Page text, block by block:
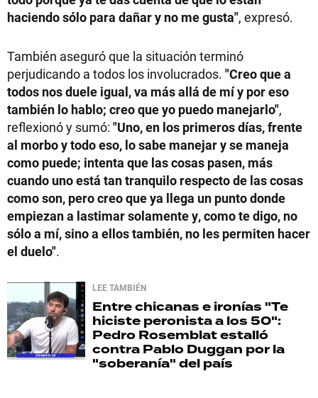
haciendo sólo para dañar y no me gusta", expresó.
También aseguró que la situación terminó
perjudicando a todos los involucrados. "Creo que a
todos nos duele igual, va más allá de mí y por eso
también lo hablo; creo que yo puedo manejarlo",
reflexionó y sumó: "Uno, en los primeros días, frente
al morbo y todo eso, lo sabe manejar y se maneja
como puede; intenta que las cosas pasen, más
cuando uno está tan tranquilo respecto de las cosas
como son, pero creo que ya llega un punto donde
empiezan a lastimar solamente y, como te digo, no
sólo a mí, sino a ellos también, no les permiten hacer
el duelo".
LEE TAMBIÉN
Entre chicanas e ironías "Te
hiciste peronista a los 50":
Pedro Rosemblat estalló
contra Pablo Duggan por la
"soberanía" del país